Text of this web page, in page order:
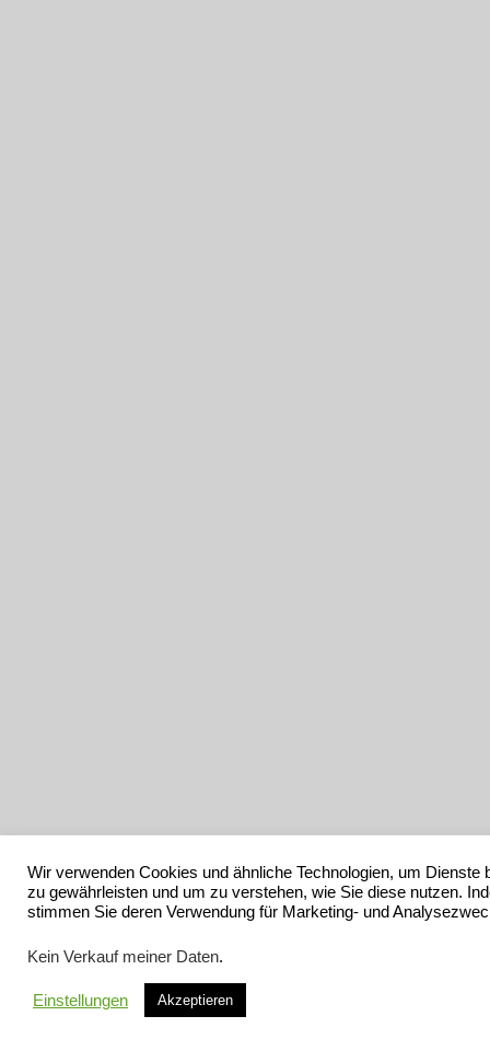
Wir verwenden Cookies und ähnliche Technologien, um Dienste
zu gewährleisten und um zu verstehen, wie Sie diese nutzen.
stimmen Sie deren Verwendung für Marketing- und
Kein Verkauf meiner Daten.
Einstellungen Akzeptieren